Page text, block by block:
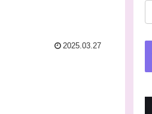
2025.03.27